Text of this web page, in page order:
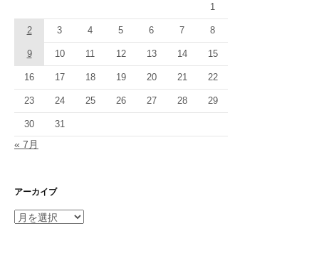
1
2 3 4 5 6 7 8
9 10 11 12 13 14 15
16 17 18 19 20 21 22
23 24 25 26 27 28 29
30 31
« 7月
アーカイブ
ア